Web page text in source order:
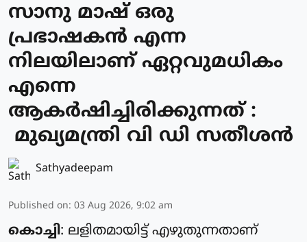
സാനു മാഷ് ഒരു
പ്രഭാഷകൻ എന്ന
നിലയിലാണ് ഏറ്റവുമധികം
എന്നെ
ആകർഷിച്ചിരിക്കുന്നത് :
മുഖ്യമന്ത്രി വി ഡി സതീശൻ
Sathyadeepam
Published on: 03 Aug 2026, 9:02 am
കൊച്ചി: ലളിതമായിട്ട് എഴുതുന്നതാണ്